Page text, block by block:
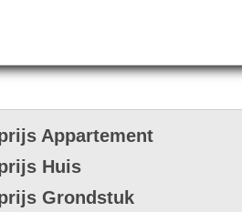
Appartement
Huis
Grondstuk